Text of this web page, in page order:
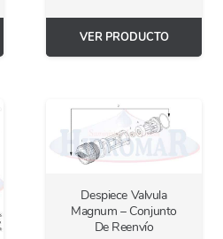
VER PRODUCTO
Despiece Valvula
Magnum – Conjunto
De Reenvío